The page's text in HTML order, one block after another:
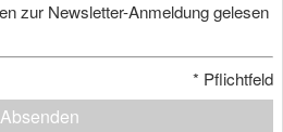
zur Newsletter-Anmeldung gelesen
* Pflichtfeld
Absenden